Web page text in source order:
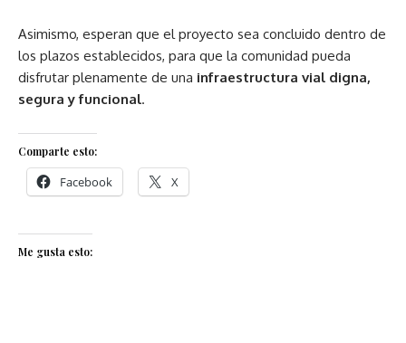
Asimismo, esperan que el proyecto sea concluido dentro de
los plazos establecidos, para que la comunidad pueda
disfrutar plenamente de una infraestructura vial digna,
segura y funcional.
Comparte esto:
Facebook X
Me gusta esto: